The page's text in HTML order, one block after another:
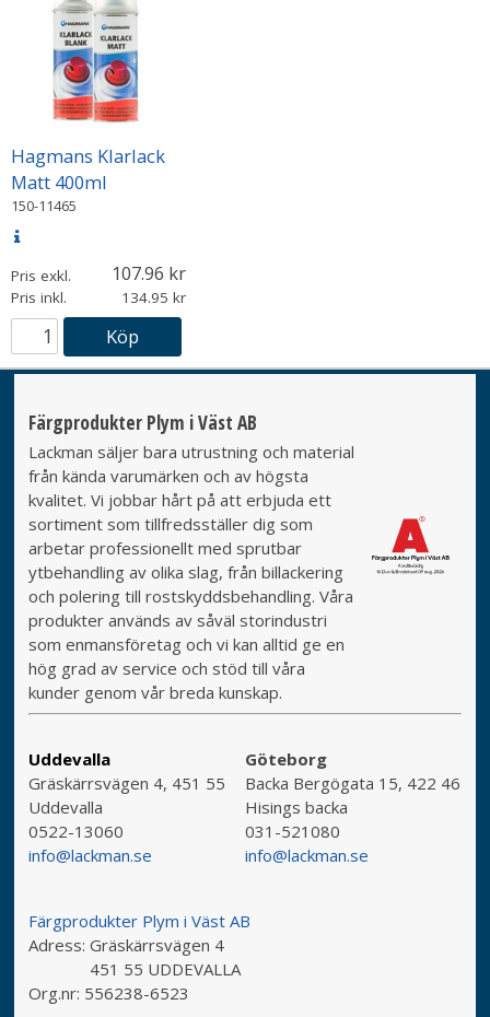
Hagmans Klarlack
Matt 400ml
150-11465
Pris exkl. 107.96
Pris inkl. 134.95
Köp
Färgprodukter Plym i Väst AB
Lackman säljer bara utrustning och material
från kända varumärken och av högsta
kvalitet. Vi jobbar hårt på att erbjuda ett
sortiment som tillfredsställer dig som
arbetar professionellt med sprutbar
ytbehandling av olika slag, från billackering
och polering till rostskyddsbehandling. Våra
produkter används av såväl storindustri
som enmansföretag och vi kan alltid ge en
hög grad av service och stöd till våra
kunder genom vår breda kunskap.
Uddevalla
Gräskärrsvägen 4, 451 55
Uddevalla
0522-13060
info@lackman.se
Göteborg
Backa Bergögata 15, 422 46
Hisings backa
031-521080
info@lackman.se
Färgprodukter Plym i Väst AB
Adress: Gräskärrsvägen 4
451 55 UDDEVALLA
Org.nr: 556238-6523